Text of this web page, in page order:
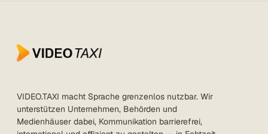
VIDEO.TAXI macht Sprache grenzenlos nutzbar. Wir
unterstützen Unternehmen, Behörden und
Medienhäuser dabei, Kommunikation barrierefrei,